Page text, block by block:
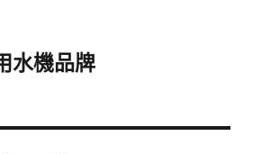
水機品牌